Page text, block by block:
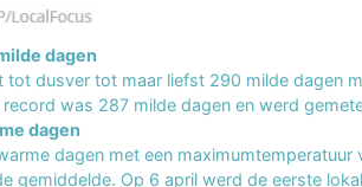
dagen
tot dusver tot maar liefst 290 milde dagen
was 287 milde dagen en werd
dagen
dagen met een
gemiddelde. Op 6 april werd de eerste